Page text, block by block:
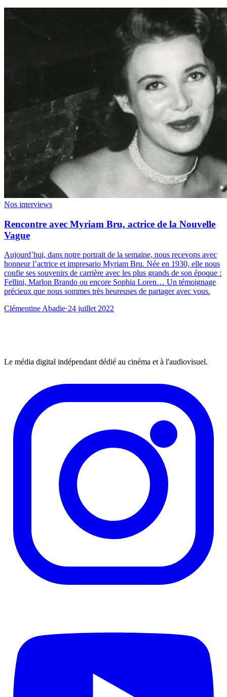
Nos interviews
Rencontre avec Myriam Bru, actrice de la Nouvelle
Vague
Aujourd’hui, dans notre portrait de la semaine, nous recevons avec
honneur l’actrice et impresario Myriam Bru. Née en 1930, elle nous
confie ses souvenirs de carrière avec les plus grands de son époque :
Fellini, Marlon Brando ou encore Sophia Loren… Un témoignage
précieux que nous sommes très heureuses de partager avec vous.
Clémentine Abadie·24 juillet 2022
Le média digital indépendant dédié au cinéma et à l'audiovisuel.